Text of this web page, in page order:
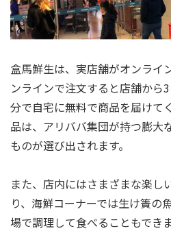
盒馬鮮生は、実店舗がオンライ
ンラインで注文すると店舗から
分で自宅に無料で商品を届けて
品は、アリババ集団が持つ膨大
ものが選び出されます。
また、店内にはさまざまな楽し
り、海鮮コーナーでは生け簀の
場で調理して食べることもでき